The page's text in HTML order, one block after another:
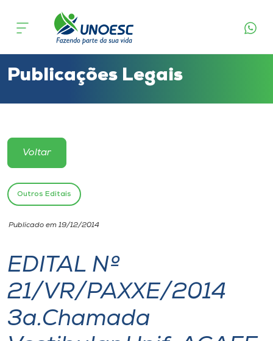
Cursos
Atendimento ao Estudante
Portal de Ensino
Unoesc
Internacionalização
I.nova
Diplomados
Publicações Legais
Voltar
Outros Editais
Publicado em 19/12/2014
EDITAL Nº
21/VR/PAXXE/2014
3a.Chamada